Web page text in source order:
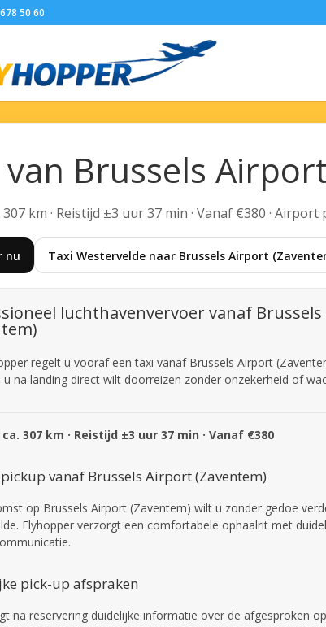
50 60
van Brussels
km · Reistijd ±3 uur 37 min · Vanaf €380 ·
nu Taxi Westervelde naar Brussels Airport
luchthavenvervoer vanaf
regelt u vooraf een taxi vanaf Brussels Airport
u na landing direct wilt doorreizen zonder onzekerheid of
307 km · Reistijd ±3 uur 37 min · Vanaf €380
vanaf Brussels Airport (Zaventem)
op Brussels Airport (Zaventem) wilt u zonder gedoe
Flyhopper verzorgt een comfortabele ophaalrit met
pick-up afspraken
na reservering duidelijke informatie over de afgesproken